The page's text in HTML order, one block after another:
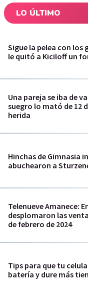
LO ÚLTIMO
Sigue la pelea con los
le quitó a Kiciloff un
Una pareja se iba de
suegro lo mató de 12
herida
Hinchas de Gimnasia
abuchearon a
Telenueve Amanece:
desplomaron las
de febrero de 2024
Tips para que tu
batería y dure más